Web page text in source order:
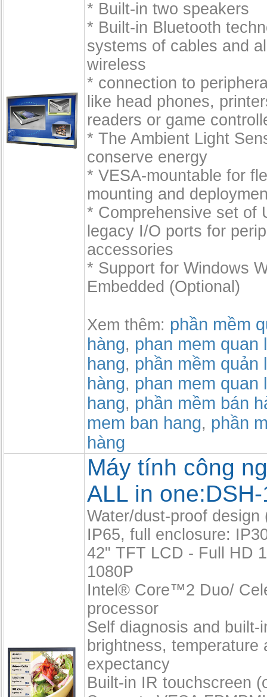
* Built-in two speakers
* Built-in Bluetooth
systems of cables and
wireless
* connection to
like head phones,
readers or game
* The Ambient Light
conserve energy
* VESA-mountable for
mounting and
* Comprehensive set of
legacy I/O ports for
accessories
* Support for Windows
Embedded (Optional)
Xem thêm: phần mềm
hàng, phan mem quan
hang, phần mềm quản
hàng, phan mem quan
hang, phần mềm bán
mem ban hang, phần
hàng
Máy tính công
ALL in
Water/dust-proof design
IP65, full enclosure:
42" TFT LCD - Full HD
1080P
Intel® Core™2 Duo/
processor
Self diagnosis and built-
brightness, temperature
expectancy
Built-in IR touchscreen